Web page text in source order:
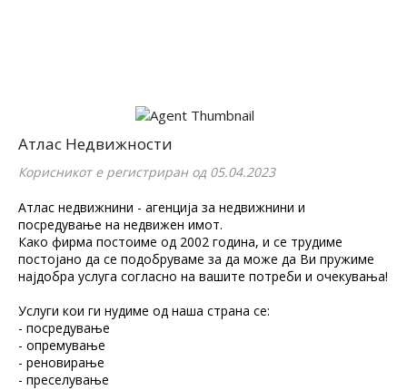
Атлас Недвижности
Корисникот е регистриран од 05.04.2023
Атлас недвижнини - агенција за недвижнини и
посредување на недвижен имот.
Како фирма постоиме од 2002 година, и се трудиме
постојано да се подобруваме за да може да Ви пружиме
најдобра услуга согласно на вашите потреби и очекувања!
Услуги кои ги нудиме од наша страна се:
- посредување
- опремување
- реновирање
- преселување